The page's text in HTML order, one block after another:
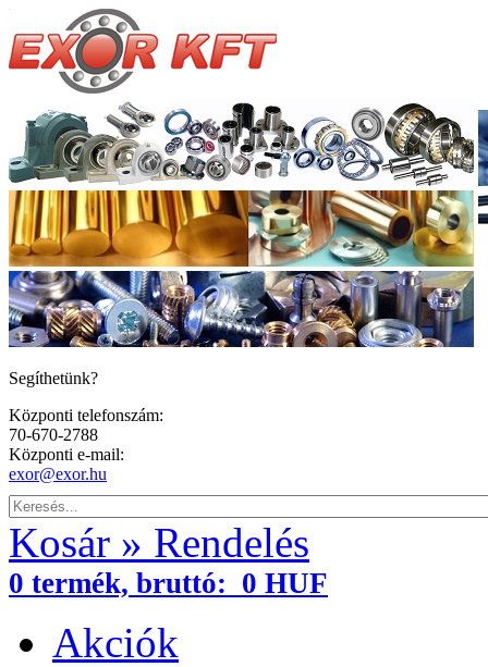
Segíthetünk?
Központi telefonszám:
70-670-2788
Központi e-mail:
exor@exor.hu
Kosár » Rendelés
0 termék, bruttó: 0 HUF
Akciók